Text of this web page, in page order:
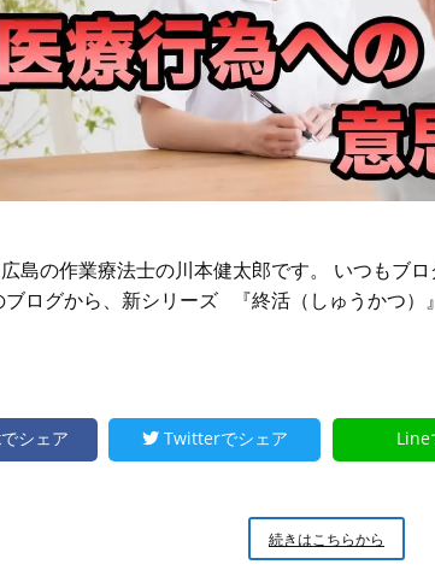
島の作業療法士の川本健太郎です。 いつもブ
ブログから、新シリーズ 『終活（しゅうかつ
シェア Twitterでシェア Line
続きはこちらから
活』